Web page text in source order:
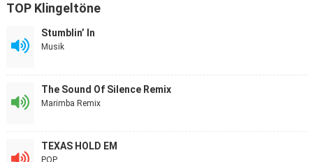
TOP Klingeltöne
Stumblin’ In
Musik
The Sound Of Silence Remix
Marimba Remix
TEXAS HOLD EM
POP